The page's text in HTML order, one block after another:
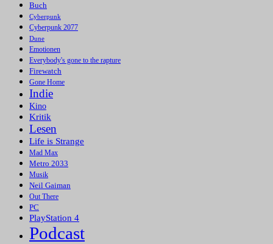
Buch
Cyberpunk
Cyberpunk 2077
Dune
Emotionen
Everybody's gone to the rapture
Firewatch
Gone Home
Indie
Kino
Kritik
Lesen
Life is Strange
Mad Max
Metro 2033
Musik
Neil Gaiman
Out There
PC
PlayStation 4
Podcast